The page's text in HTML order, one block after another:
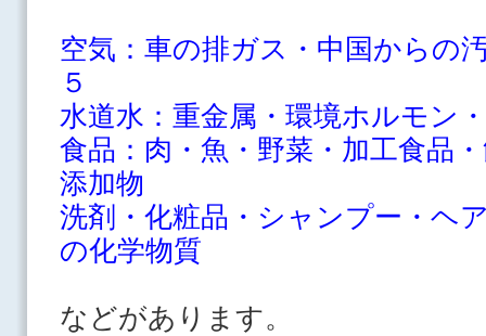
空気：車の排ガス・中国からの
５
水道水：重金属・環境ホルモン
食品：肉・魚・野菜・加工食品
添加物
洗剤・化粧品・シャンプー・ヘ
の化学物質
などがあります。